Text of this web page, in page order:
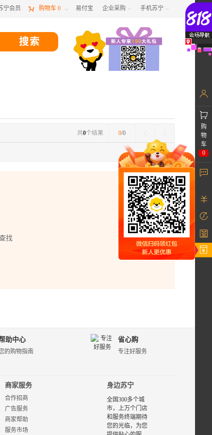
宁会员  购物车 0  易付宝 企业采购  手机苏宁 
0/0
共0个结果
找
助中心
的购物指南
省心购
专注好服务
商家服务
合作招商
广告服务
商家帮助
服务市场
身边苏宁
全国300多个城
市，上万个门店
和服务终端期待
您的光临，为您
购
物
车
0